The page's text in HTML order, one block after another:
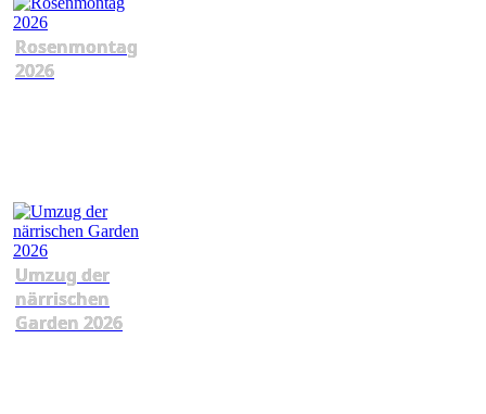
Rosenmontag
2026
Umzug der
närrischen
Garden 2026